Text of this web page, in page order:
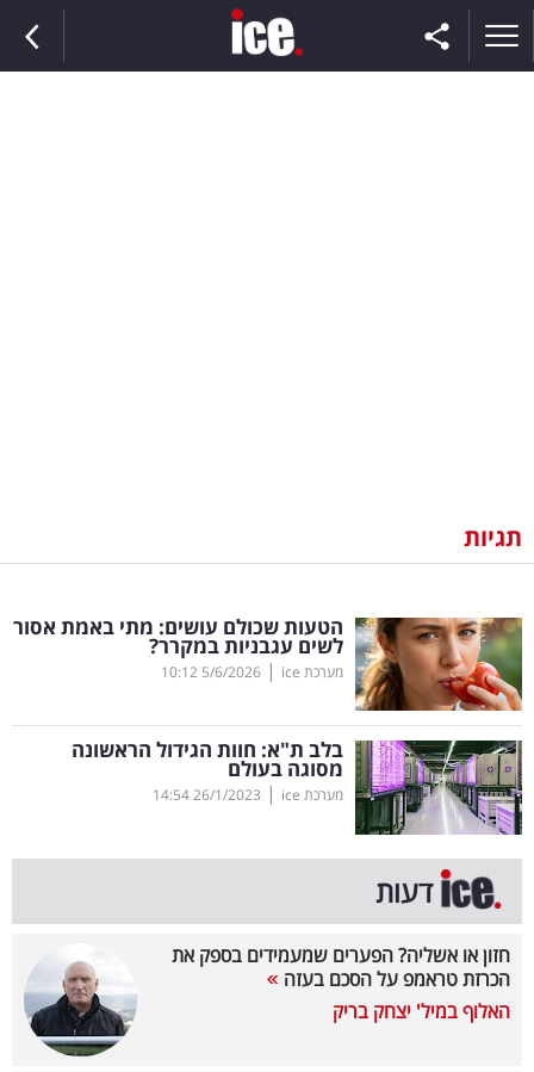
וצרכנות
דיגיטל
וטק
שיווק
ופרסום
משפט
מדדים
ומחקרים
דעות
רכילות
תגיות
הטעות שכולם עושים: מתי באמת אסור
לשים עגבניות במקרר?
מערכת ice |
5/6/2026
10:12
בלב ת"א: חוות הגידול הראשונה
מסוגה בעולם
מערכת ice |
26/1/2023
14:54
דעות
חזון או אשליה? הפערים שמעמידים בספק את
הכרזת טראמפ על הסכם בעזה
האלוף במיל' יצחק בריק